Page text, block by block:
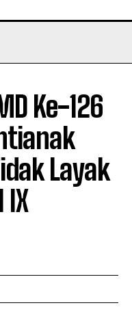
Ke-126
Layak
IX